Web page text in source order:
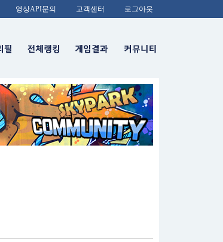
영상API문의 고객센터 로그아웃